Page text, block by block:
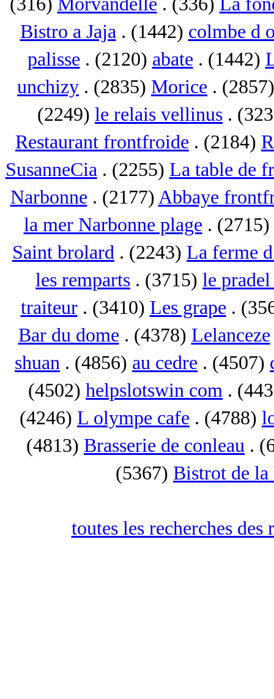
Bistro a Jaja. (1442) colmbe d
palisse . (2120) abate . (1442)
unchizy . (2835) Morice .
(2249) le relais vellinus .
Restaurant frontfroide . (2184)
SusanneCia. (2255) La table de
Narbonne . (2177) Abbaye
la mer Narbonne plage . (2715)
Saint brolard . (2243) La ferme
les remparts . (3715) le
traiteur. (3410) Les grape .
Bar du dome . (4378) Lelanceze
shuan . (4856) au cedre . (4507)
(4502) helpslotswin com .
(4246) L olympe cafe . (4788)
(4813) Brasserie de conleau .
(5367) Bistrot de la
toutes les recherches